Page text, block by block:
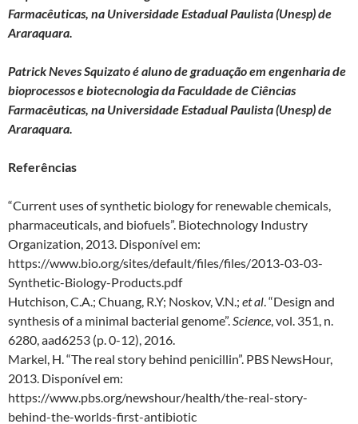
Farmacêuticas, na Universidade Estadual Paulista (Unesp) de
Araraquara.
Patrick Neves Squizato é aluno de graduação em engenharia de
bioprocessos e biotecnologia da Faculdade de Ciências
Farmacêuticas, na Universidade Estadual Paulista (Unesp) de
Araraquara.
Referências
“Current uses of synthetic biology for renewable chemicals,
pharmaceuticals, and biofuels”. Biotechnology Industry
Organization, 2013. Disponível em:
https://www.bio.org/sites/default/files/files/2013-03-03-
Synthetic-Biology-Products.pdf
Hutchison, C.A.; Chuang, R.Y; Noskov, V.N.; et al. “Design and
synthesis of a minimal bacterial genome”.Science, vol. 351, n.
6280, aad6253 (p. 0-12), 2016.
Markel, H. “The real story behind penicillin”. PBS NewsHour,
2013. Disponível em:
https://www.pbs.org/newshour/health/the-real-story-
behind-the-worlds-first-antibiotic